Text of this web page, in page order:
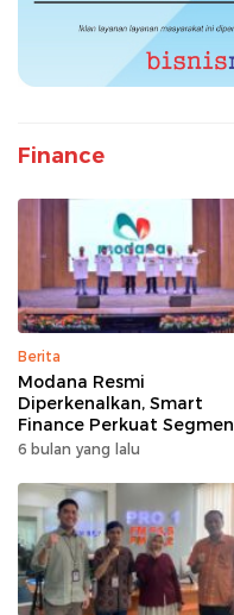
Finance
Berita
Modana Resmi
Diperkenalkan, Smart
Finance Perkuat Segmen
Pembiayaan Multiguna
6 bulan yang lalu